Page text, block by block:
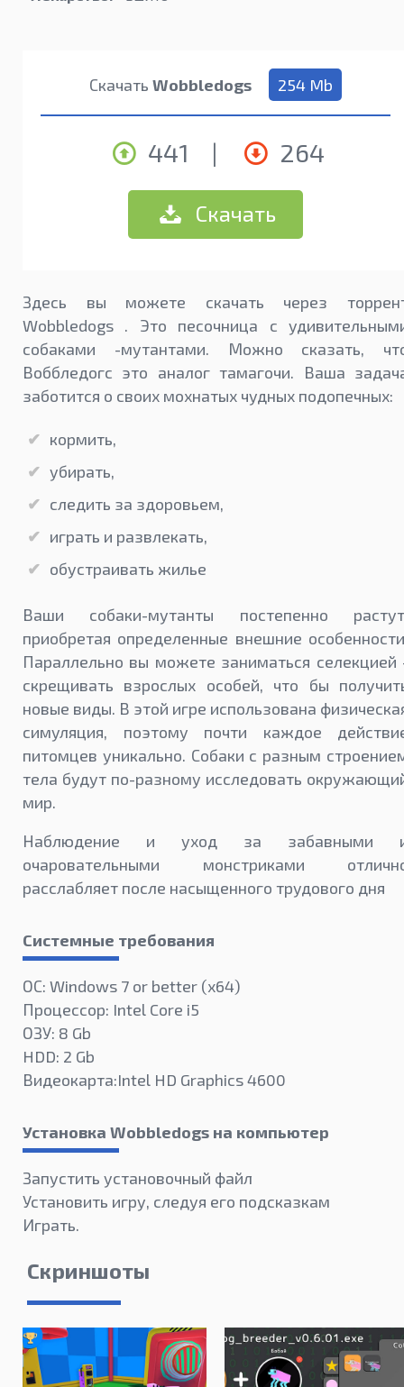
Скачать Wobbledogs 254 Mb
441 | 264
Скачать
Здесь вы можете скачать через
Wobbledogs . Это песочница с
собаками -мутантами. Можно сказать,
Воббледогс это аналог тамагочи. Ваша
заботится о своих мохнатых чудных подопечных:
кормить,
убирать,
следить за здоровьем,
играть и развлекать,
обустраивать жилье
Ваши собаки-мутанты постепенно
приобретая определенные внешние
Параллельно вы можете заниматься селекцией
скрещивать взрослых особей, что бы
новые виды. В этой игре использована
симуляция, поэтому почти каждое
питомцев уникально. Собаки с разным
тела будут по-разному исследовать
мир.
Наблюдение и уход за забавными
очаровательными монстриками
расслабляет после насыщенного трудового дня
Системные требования
ОС: Windows 7 or better (х64)
Процессор: Intel Core i5
ОЗУ: 8 Gb
HDD: 2 Gb
Видеокарта:Intel HD Graphics 4600
Установка Wobbledogs на компьютер
Запустить установочный файл
Установить игру, следуя его подсказкам
Играть.
Скриншоты